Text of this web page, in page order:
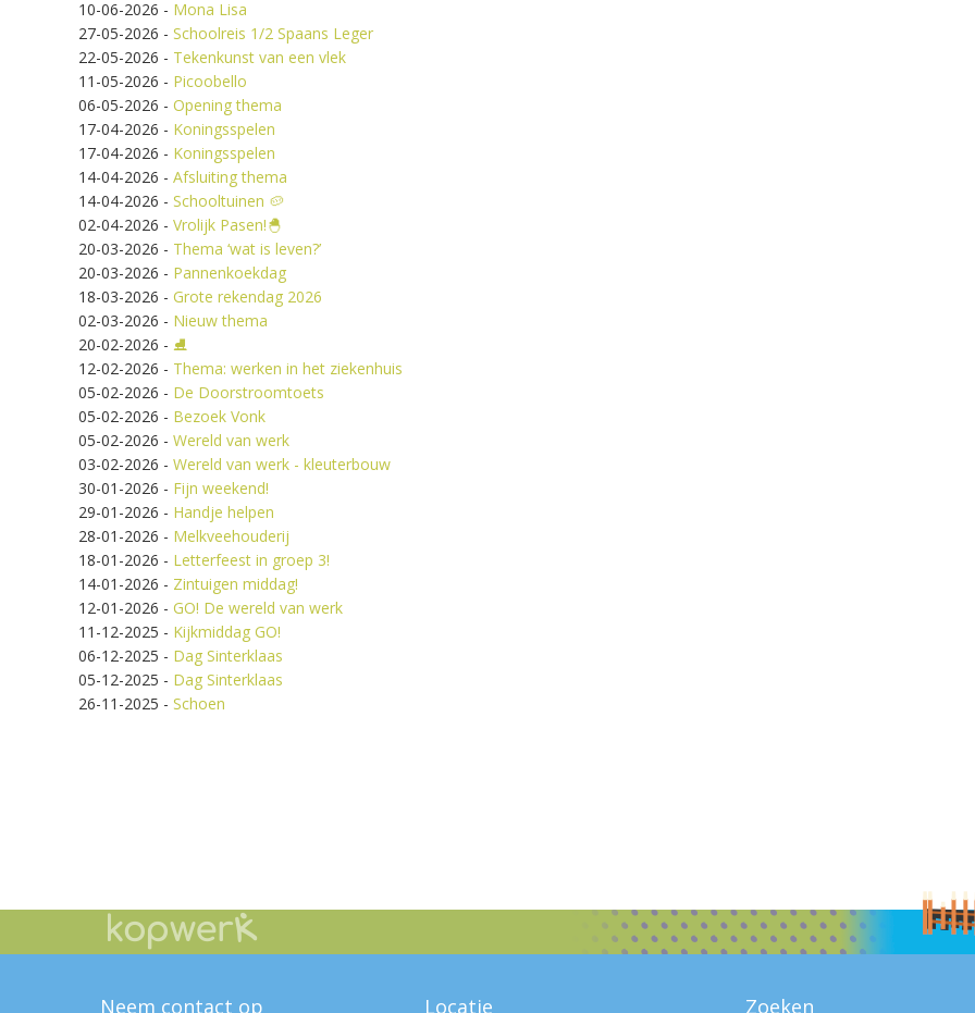
10-06-2026 - Mona Lisa
27-05-2026 - Schoolreis 1/2 Spaans Leger
22-05-2026 - Tekenkunst van een vlek
11-05-2026 - Picoobello
06-05-2026 - Opening thema
17-04-2026 - Koningsspelen
17-04-2026 - Koningsspelen
14-04-2026 - Afsluiting thema
14-04-2026 - Schooltuinen 🥔
02-04-2026 - Vrolijk Pasen!🐣
20-03-2026 - Thema ‘wat is leven?’
20-03-2026 - Pannenkoekdag
18-03-2026 - Grote rekendag 2026
02-03-2026 - Nieuw thema
20-02-2026 - ⛸️
12-02-2026 - Thema: werken in het ziekenhuis
05-02-2026 - De Doorstroomtoets
05-02-2026 - Bezoek Vonk
05-02-2026 - Wereld van werk
03-02-2026 - Wereld van werk - kleuterbouw
30-01-2026 - Fijn weekend!
29-01-2026 - Handje helpen
28-01-2026 - Melkveehouderij
18-01-2026 - Letterfeest in groep 3!
14-01-2026 - Zintuigen middag!
12-01-2026 - GO! De wereld van werk
11-12-2025 - Kijkmiddag GO!
06-12-2025 - Dag Sinterklaas
05-12-2025 - Dag Sinterklaas
26-11-2025 - Schoen
Neem contact op Locatie Zoeken